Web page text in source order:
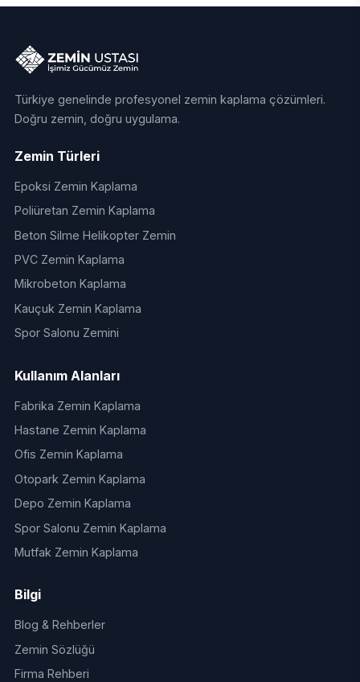
Türkiye genelinde profesyonel zemin kaplama çözümleri.
Doğru zemin, doğru uygulama.
Zemin Türleri
Epoksi Zemin Kaplama
Poliüretan Zemin Kaplama
Beton Silme Helikopter Zemin
PVC Zemin Kaplama
Mikrobeton Kaplama
Kauçuk Zemin Kaplama
Spor Salonu Zemini
Kullanım Alanları
Fabrika Zemin Kaplama
Hastane Zemin Kaplama
Ofis Zemin Kaplama
Otopark Zemin Kaplama
Depo Zemin Kaplama
Spor Salonu Zemin Kaplama
Mutfak Zemin Kaplama
Bilgi
Blog & Rehberler
Zemin Sözlüğü
Firma Rehberi